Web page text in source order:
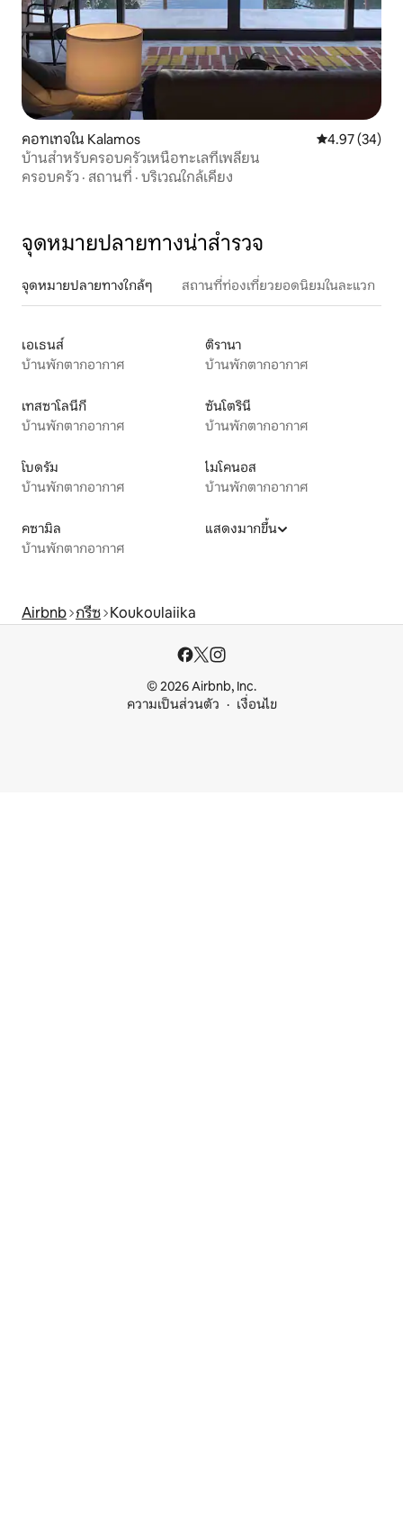
คอทเทจใน Kalamos คะแนนเฉลี่ย
4.97 (34)
บ้านสำหรับครอบครัวเหนือทะเลที่เพลียน
ครอบครัว · สถานที่ · บริเวณใกล้เคียง
จุดหมายปลายทางน่าสำรวจ
จุดหมายปลายทางใกล้ๆ สถานที่ท่องเที่ยวยอดนิยมในละแวก
เอเธนส์
บ้านพักตากอากาศ
ติรานา
บ้านพักตากอากาศ
เทสซาโลนีกี
บ้านพักตากอากาศ
ซันโตรินี
บ้านพักตากอากาศ
โบดรัม
บ้านพักตากอากาศ
ไมโคนอส
บ้านพักตากอากาศ
คซามิล
บ้านพักตากอากาศ
แสดงมากขึ้น
Airbnb กรีซ Koukoulaiika
© 2026 Airbnb, Inc.
ความเป็นส่วนตัว
เงื่อนไข